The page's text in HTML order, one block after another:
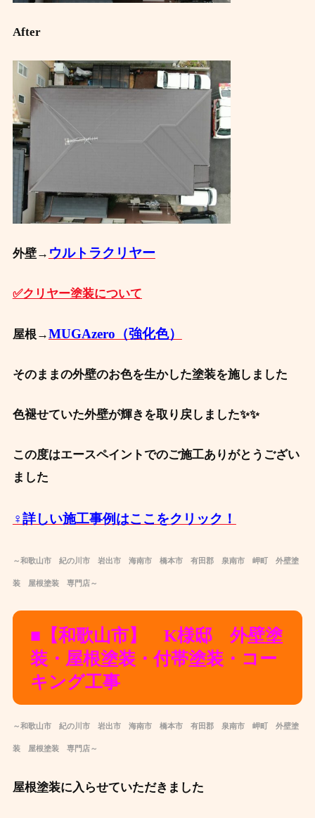
After
外壁→ ウルトラクリヤー
✅クリヤー塗装について
屋根→MUGAzero（強化色）
そのままの外壁のお色を生かした塗装を施しました
色褪せていた外壁が輝きを取り戻しました✨✨
この度はエースペイントでのご施工ありがとうござい
ました
‍♀️詳しい施工事例はここをクリック！
～和歌山市 紀の川市 岩出市 海南市 橋本市 有田郡 泉南市 岬町 外壁塗
装 屋根塗装 専門店～
■【和歌山市】 K様邸 外壁塗
装・屋根塗装・付帯塗装・コー
キング工事
～和歌山市 紀の川市 岩出市 海南市 橋本市 有田郡 泉南市 岬町 外壁塗
装 屋根塗装 専門店～
屋根塗装に入らせていただきました